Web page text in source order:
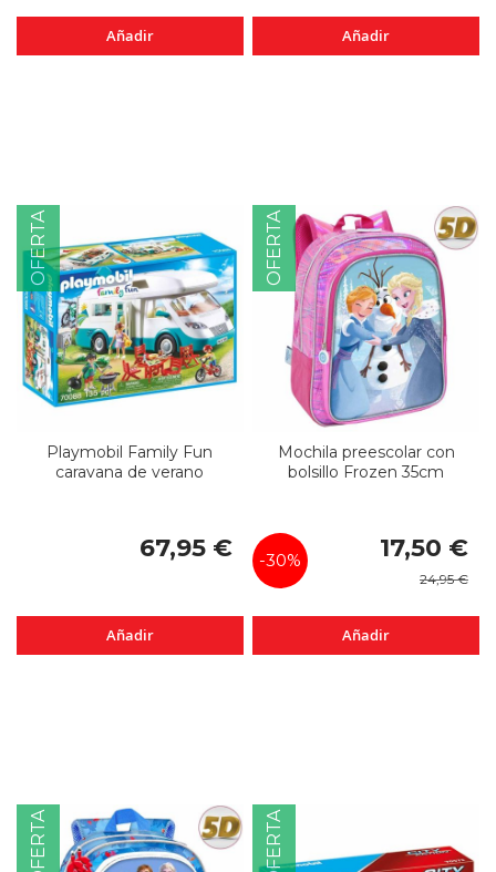
Añadir Añadir
OFERTA
Playmobil Family Fun
caravana de verano
67,95 €
Añadir
OFERTA
Mochila preescolar con
bolsillo Frozen 35cm
-30%
Precio
especial
17,50 €
24,95 €
Añadir
OFERTA OFERTA